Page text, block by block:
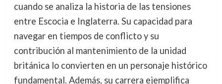
cuando se analiza la historia de las tensiones
entre Escocia e Inglaterra. Su capacidad para
navegar en tiempos de conflicto y su
contribución al mantenimiento de la unidad
británica lo convierten en un personaje histórico
fundamental. Además, su carrera ejemplifica